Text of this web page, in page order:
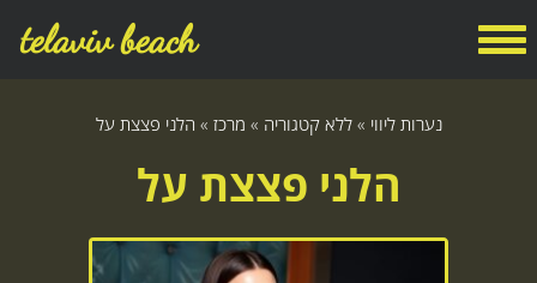
telaviv beach
נערות ליווי »ללא קטגוריה » מרכז » הלני פצצת על
הלני פצצת על